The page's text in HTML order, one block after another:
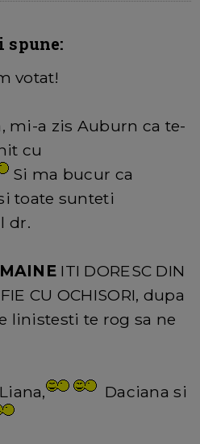
spune:
votat!
mi-a zis Auburn ca te-
cu
Si ma bucur ca
toate sunteti
dr.
ITI DORESC DIN
CU OCHISORI, dupa
linistesti te rog sa ne
Daciana si